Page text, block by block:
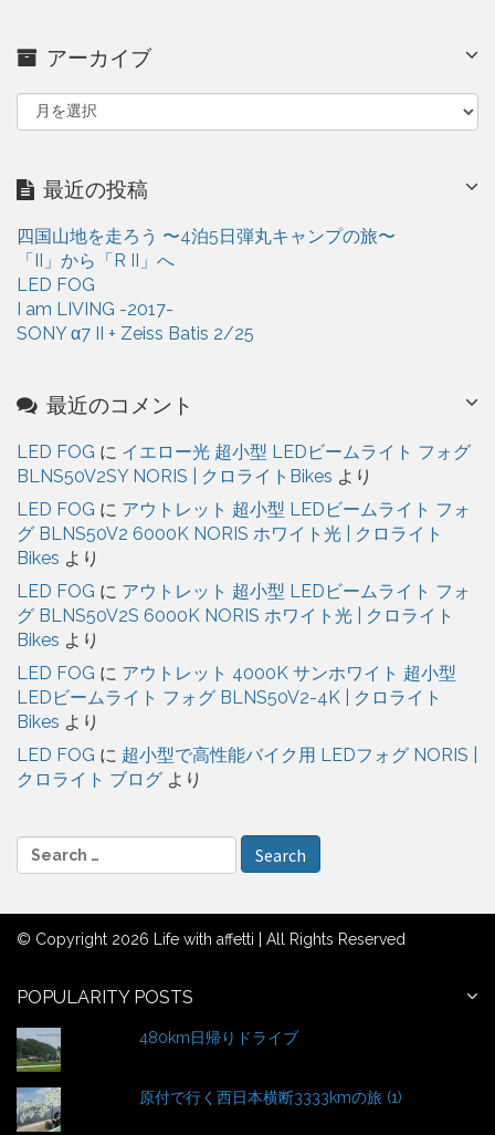
アーカイブ
ア
ー
イ
ブ 最近の投稿
四国山地を走ろう 〜4泊5日弾丸キャンプの旅〜
「II」から「R II」へ
LED FOG
I am LIVING -2017-
SONY α7 II + Zeiss Batis 2/25
最近のコメント
LED FOG に イエロー光 超小型 LEDビームライト フォグ
BLNS50V2SY NORIS | クロライトBikes より
LED FOG に アウトレット 超小型 LEDビームライト フォ
グ BLNS50V2 6000K NORIS ホワイト光 | クロライト
Bikes より
LED FOG に アウトレット 超小型 LEDビームライト フォ
グ BLNS50V2S 6000K NORIS ホワイト光 | クロライト
Bikes より
LED FOG に アウトレット 4000K サンホワイト 超小型
LEDビームライト フォグ BLNS50V2-4K | クロライト
Bikes より
LED FOG に 超小型で高性能バイク用 LEDフォグ NORIS |
クロライト ブログ より
S
e
r
c
f
r
:
© Copyright 2026 Life with affetti | All Rights Reserved
POPULARITY POSTS
480km日帰りドライブ
原付で行く西日本横断3333kmの旅 (1)